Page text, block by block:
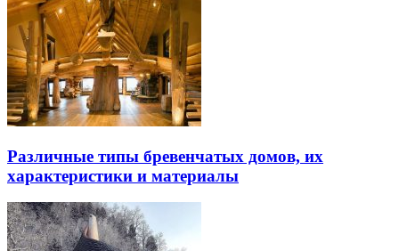
Различные типы бревенчатых домов, их
характеристики и материалы